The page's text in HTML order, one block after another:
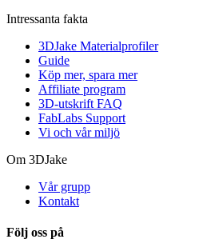
Intressanta fakta
3DJake Materialprofiler
Guide
Köp mer, spara mer
Affiliate program
3D-utskrift FAQ
FabLabs Support
Vi och vår miljö
Om 3DJake
Vår grupp
Kontakt
Följ oss på